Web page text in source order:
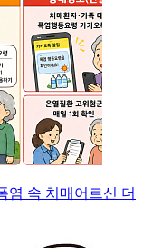
염 속 치매어르신 더